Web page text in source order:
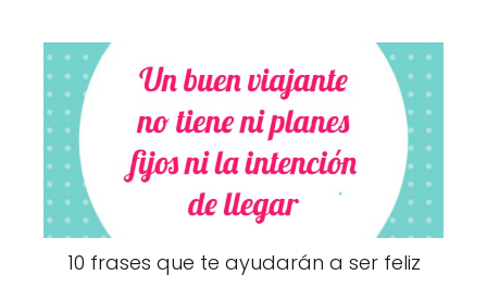
10 frases que te ayudarán a ser feliz